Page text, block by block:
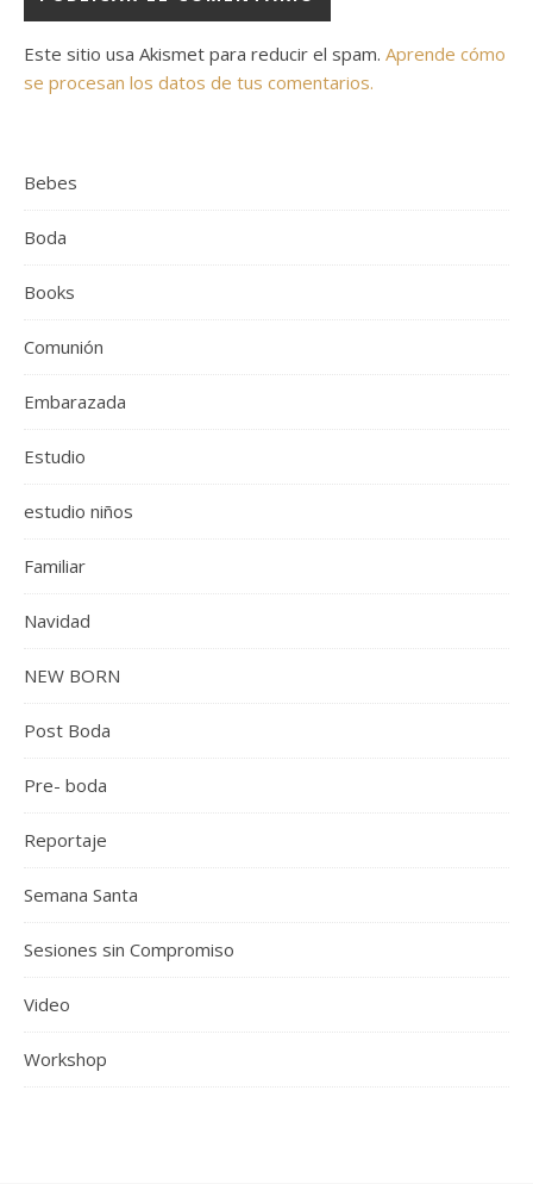
Este sitio usa Akismet para reducir el spam. Aprende cómo
se procesan los datos de tus comentarios.
Bebes
Boda
Books
Comunión
Embarazada
Estudio
estudio niños
Familiar
Navidad
NEW BORN
Post Boda
Pre- boda
Reportaje
Semana Santa
Sesiones sin Compromiso
Video
Workshop